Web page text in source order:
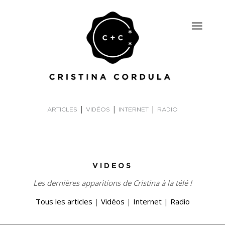
ARTICLES | VIDÉOS | INTERNET | RADIO
VIDEOS
Les dernières apparitions de Cristina à la télé !
Tous les articles | Vidéos | Internet| Radio